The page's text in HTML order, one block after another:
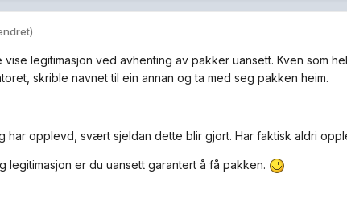
legitimasjon ved avhenting av pakker uansett. Kven som
skrible navnet til ein annan og ta med seg pakken heim.
har opplevd, svært sjeldan dette blir gjort. Har faktisk aldri
legitimasjon er du uansett garantert å få pakken.